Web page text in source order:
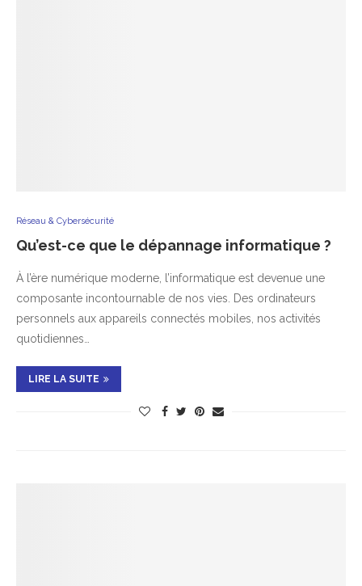
Réseau & Cybersécurité
Qu’est-ce que le dépannage informatique ?
À l’ère numérique moderne, l’informatique est devenue une
composante incontournable de nos vies. Des ordinateurs
personnels aux appareils connectés mobiles, nos activités
quotidiennes…
LIRE LA SUITE